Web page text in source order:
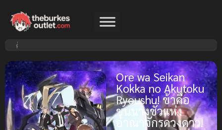
Ore wa Seikan
Kokka no Akutoku
Ryoushu! ข้าคือ
ขุนนางชั่วแห่ง
อาณาจักรดวงดาว!